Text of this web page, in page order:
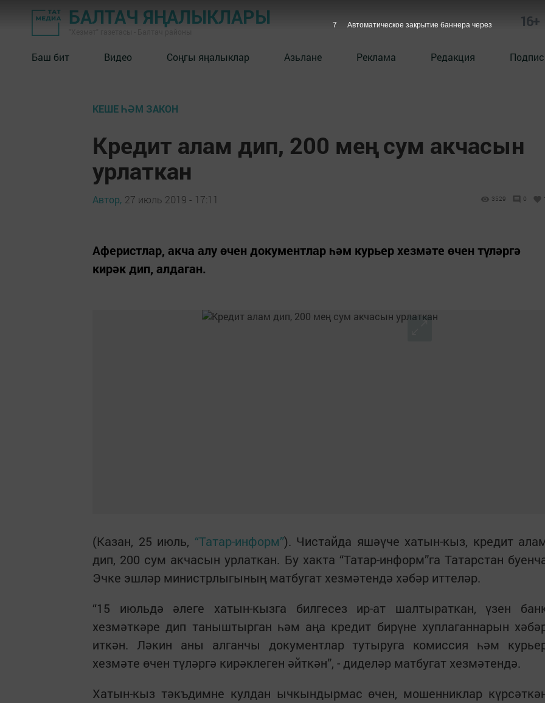
БАЛТАЧ ЯҢАЛЫКЛАРЫ 16+
Баш бит Видео Соңгы яңалыклар Азьлане Реклама Редакция
КЕШЕ ҺӘМ ЗАКОН
Кредит алам дип, 200 мең сум акчасын
урлаткан
Автор, 27 июль 2019 - 17:11 3529 0
Аферистлар, акча алу өчен документлар һәм курьер хезмәте өчен түләргә
кирәк дип, алдаган.
(Казан, 25 июль, “Татар-информ”). Чистайда яшәүче хатын-кыз, кредит
дип, 200 сум акчасын урлаткан. Бу хакта “Татар-информ”га Татарстан
Эчке эшләр министрлыгының матбугат хезмәтендә хәбәр иттеләр.
“15 июльдә әлеге хатын-кызга билгесез ир-ат шалтыраткан, үзен
хезмәткәре дип таныштырган һәм аңа кредит бирүне хуплаганнарын
иткән. Ләкин аны алганчы документлар тутыруга комиссия һәм
хезмәте өчен түләргә кирәклеген әйткән”, - диделәр матбугат хезмәтендә.
Хатын-кыз тәкъдимне кулдан ычкындырмас өчен, мошенниклар
6 Автоматическое закрытие баннера через